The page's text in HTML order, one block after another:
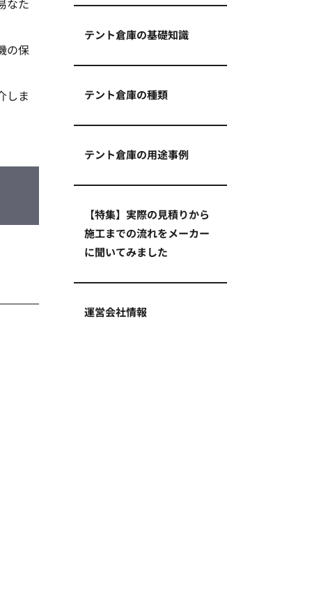
なた
の保
しま
テント倉庫の基礎知識
テント倉庫の種類
テント倉庫の用途事例
【特集】実際の見積りから
施工までの流れをメーカー
に聞いてみました
運営会社情報